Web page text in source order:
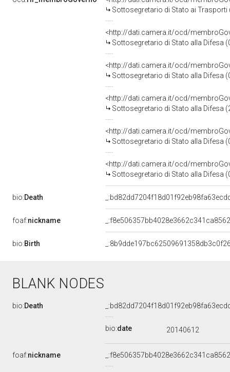
Sottosegretario di Stato ai Trasporti
<http://dati.camera.it/ocd/
Sottosegretario di Stato alla Difesa
<http://dati.camera.it/ocd/
Sottosegretario di Stato alla Difesa
<http://dati.camera.it/ocd/
Sottosegretario di Stato alla Difesa
<http://dati.camera.it/ocd/
Sottosegretario di Stato alla Difesa
<http://dati.camera.it/ocd/
Sottosegretario di Stato alla Difesa
bio:Death
foaf:nickname
bio:Birth
BLANK NODES
bio:Death
bio:date 20140612
foaf:nickname